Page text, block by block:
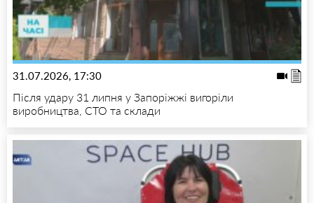
31.07.2026, 17:30
Після удару 31 липня у Запоріжжі вигоріли
виробництва, СТО та склади